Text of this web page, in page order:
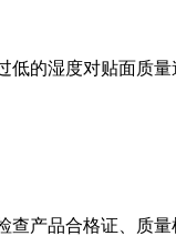
的湿度对贴面质量造
产品合格证、质量